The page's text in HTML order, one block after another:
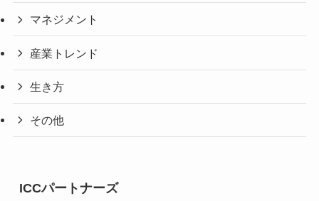
マネジメント
産業トレンド
生き方
その他
ICCパートナーズ